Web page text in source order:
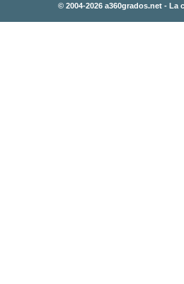
© 2004-2026 a360grados.net- La